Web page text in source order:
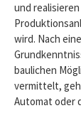
und
wird. Nach
baulichen
vermittelt,
Automat oder